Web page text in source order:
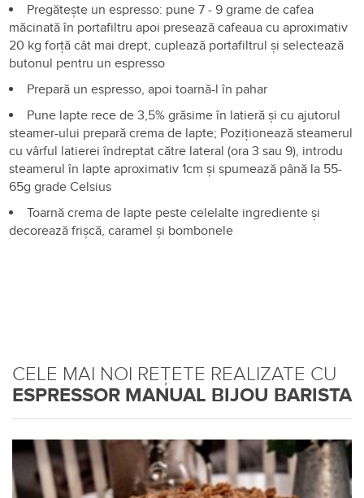
Pregătește un espresso: pune 7 - 9 grame de cafea
măcinată în portafiltru apoi presează cafeaua cu aproximativ
20 kg forță cât mai drept, cuplează portafiltrul și selectează
butonul pentru un espresso
Prepară un espresso, apoi toarnă-l în pahar
Pune lapte rece de 3,5% grăsime în latieră și cu ajutorul
steamer-ului prepară crema de lapte; Poziționează steamerul
cu vârful latierei îndreptat către lateral (ora 3 sau 9), introdu
steamerul în lapte aproximativ 1cm și spumează până la 55-
65g grade Celsius
Toarnă crema de lapte peste celelalte ingrediente și
decorează frișcă, caramel și bombonele
CELE MAI NOI REȚETE REALIZATE CU
ESPRESSOR MANUAL BIJOU BARISTA